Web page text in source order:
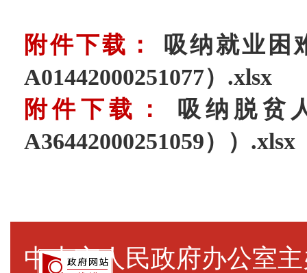
附件下载： 吸纳就业困
A01442000251077）.xlsx
附件下载： 吸纳脱贫
A36442000251059））.xlsx
中山市人民政府办公